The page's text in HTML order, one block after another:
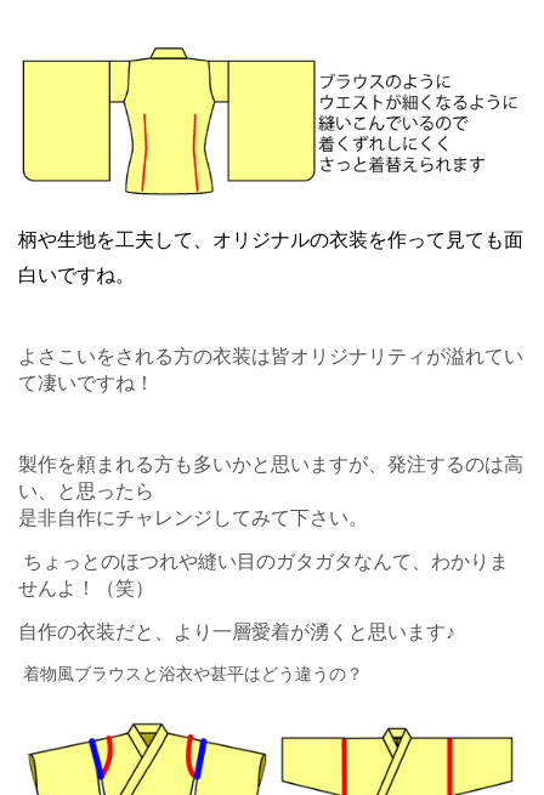
柄や生地を工夫して、オリジナルの衣装を作って見ても面
白いですね。
よさこいをされる方の衣装は皆オリジナリティが溢れてい
て凄いですね！
製作を頼まれる方も多いかと思いますが、発注するのは高
い、と思ったら
是非自作にチャレンジしてみて下さい。
ちょっとのほつれや縫い目のガタガタなんて、わかりま
せんよ！（笑）
自作の衣装だと、より一層愛着が湧くと思います♪
着物風ブラウスと浴衣や甚平はどう違うの？